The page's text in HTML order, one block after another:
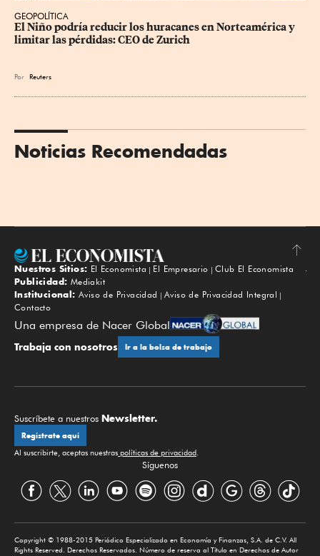
GEOPOLÍTICA
El Niño podría reducir los huracanes en Norteamérica y
limitar las pérdidas: CEO de Zurich
Por Reuters
Noticias Recomendadas
Subir
Nuestros Sitios: El Economista El Empresario
Club El Economista
Publicidad: Mediakit
Institucional: Aviso de Privacidad
Aviso de Privacidad Integral
Contacto
Una empresa de Nacer Global
Trabaja con nosotros Ir a la bolsa de trabajo
Suscríbete a nuestros Newsletter.
Regístrate aquí
Al suscribirte, aceptas nuestras políticas de privacidad.
Síguenos
Copyright © 1988-2015 Periódico Especializado en Economía y Finanzas, S.A. de C.V. All
Rights Reserved. Derechos Reservados. Número de reserva al Título en Derechos de Autor